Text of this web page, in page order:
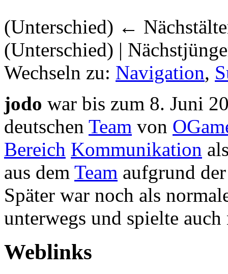
(Unterschied) ←
(Unterschied) |
Wechseln zu: Navigation,
jodo war bis zum 8. Juni
deutschen Team von
Bereich Kommunikation
aus dem Team aufgrund
Später war noch als
unterwegs und spielte auch
Weblinks